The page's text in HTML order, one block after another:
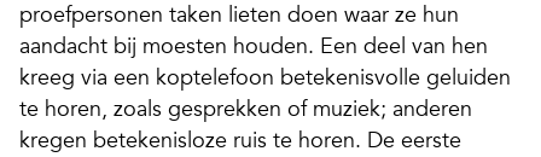
proefpersonen taken lieten doen waar ze hun
aandacht bij moesten houden. Een deel van hen
kreeg via een koptelefoon betekenisvolle geluiden
te horen, zoals gesprekken of muziek; anderen
kregen betekenisloze ruis te horen. De eerste